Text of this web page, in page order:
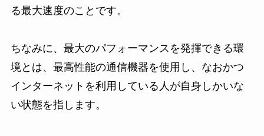
る最大速度のことです。
ちなみに、最大のパフォーマンスを発揮できる環
境とは、最高性能の通信機器を使用し、なおかつ
インターネットを利用している人が自身しかいな
い状態を指します。